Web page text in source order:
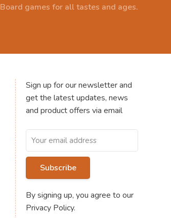
Board games for all tastes and ages.
Sign up for our newsletter and
get the latest updates, news
and product offers via email
Subscribe
By signing up, you agree to our
Privacy Policy.